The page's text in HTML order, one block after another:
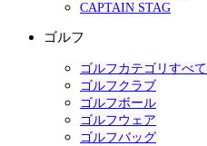
CAPTAIN STAG
ゴルフ
ゴルフカテゴリすべて
ゴルフクラブ
ゴルフボール
ゴルフウェア
ゴルフバッグ